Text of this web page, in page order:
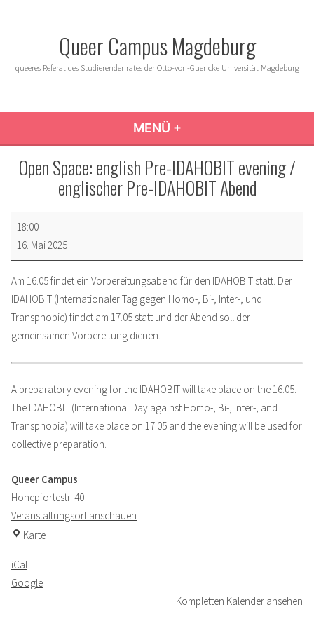
Queer Campus Magdeburg
queeres Referat des Studierendenrates der Otto-von-Guericke Universität Magdeburg
MENÜ +
Open Space: english Pre-IDAHOBIT evening /
englischer Pre-IDAHOBIT Abend
Open
Space:
english
Pre-
IDAHOBIT
evening
Pre-
IDAHOBIT
Abend
18:00
16. Mai 2025
Am 16.05 findet ein Vorbereitungsabend für den IDAHOBIT statt. Der
IDAHOBIT (Internationaler Tag gegen Homo-, Bi-, Inter-, und
Transphobie) findet am 17.05 statt und der Abend soll der
gemeinsamen Vorbereitung dienen.
A preparatory evening for the IDAHOBIT will take place on the 16.05.
The IDAHOBIT (International Day against Homo-, Bi-, Inter-, and
Transphobia) will take place on 17.05 and the evening will be used for
collective preparation.
Queer Campus
Hohepfortestr. 40
Veranstaltungsort anschauen
KarteQueer
iCal
Google
Kompletten Kalender ansehen